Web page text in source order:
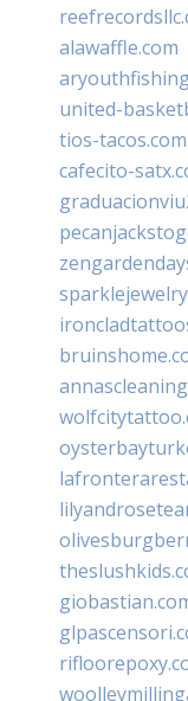
alawaffle.com
united-
tios-tacos.com
cafecito-